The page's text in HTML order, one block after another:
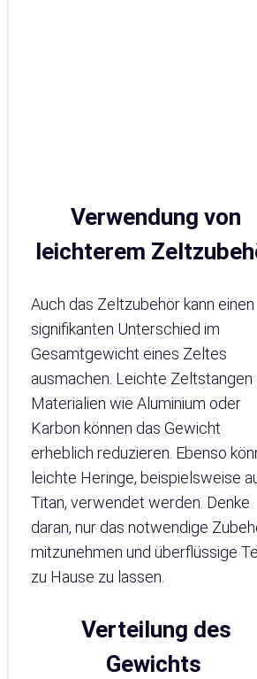
Verwendung von
leichterem
Auch das Zeltzubehör kann einen
signifikanten Unterschied im
Gesamtgewicht eines Zeltes
ausmachen. Leichte Zeltstangen
Materialien wie Aluminium oder
Karbon können das Gewicht
erheblich reduzieren. Ebenso
leichte Heringe, beispielsweise
Titan, verwendet werden. Denke
daran, nur das notwendige
mitzunehmen und überflüssige
zu Hause zu lassen.
Verteilung des
Gewichts